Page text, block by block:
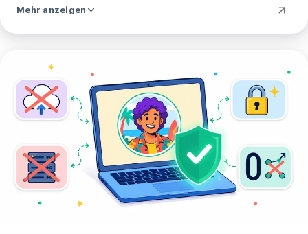
etwas über die Mitte und lass einen kleinen Rand. Dann liest
Mehr anzeigen
Browser
zuschneiden